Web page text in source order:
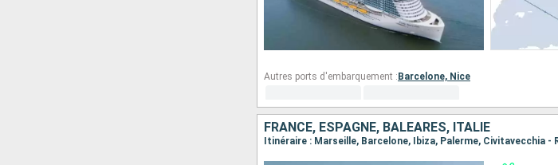
Autres ports d'embarquement : Barcelone, Nice
FRANCE, ESPAGNE, BALÉARES, ITALIE
Itinéraire : Marseille, Barcelone, Ibiza, Palerme, Civitavecchia -